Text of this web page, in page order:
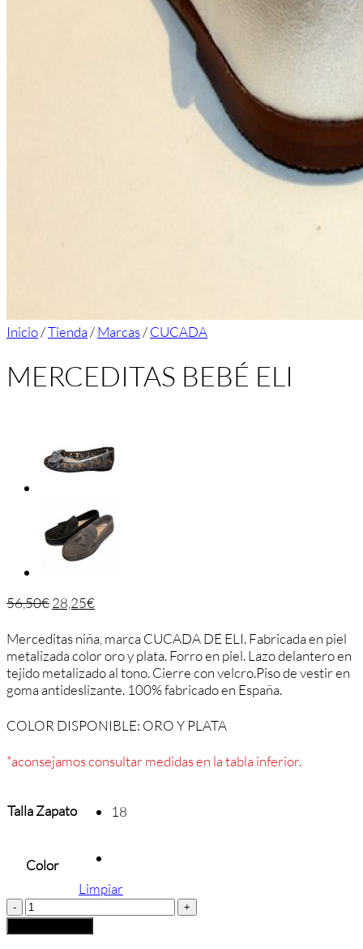
Inicio/Tienda/Marcas/CUCADA
MERCEDITAS BEBÉ ELI
56,50€28,25€
Merceditas niña, marca CUCADA DE ELI. Fabricada en piel
metalizada color oro y plata. Forro en piel. Lazo delantero en
tejido metalizado al tono. Cierre con velcro.Piso de vestir en
goma antideslizante. 100% fabricado en España.
COLOR DISPONIBLE: ORO Y PLATA
*aconsejamos consultar medidas en la tabla inferior.
Talla Zapato 18
Color
Limpiar
MERCEDITAS
BEBÉ
ELI